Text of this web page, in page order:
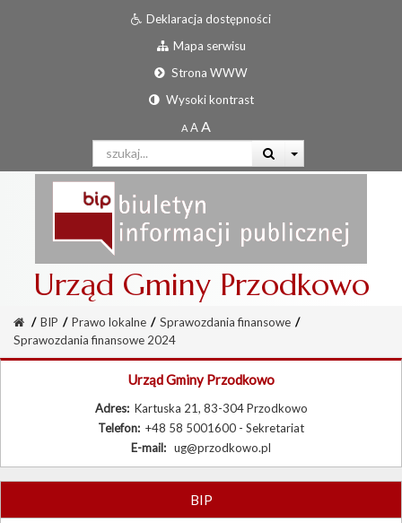
Deklaracja dostępności
Mapa serwisu
Strona WWW
Wysoki kontrast
Urząd Gminy Przodkowo
/ BIP / Prawo lokalne / Sprawozdania finansowe /
Sprawozdania finansowe 2024
Urząd Gminy Przodkowo
Adres: Kartuska 21, 83-304 Przodkowo
Telefon: +48 58 5001600 - Sekretariat
E-mail: ug@przodkowo.pl
BIP